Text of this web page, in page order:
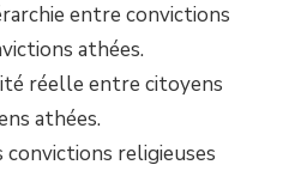
entre convictions
athées.
réelle entre citoyens
athées.
convictions religieuses